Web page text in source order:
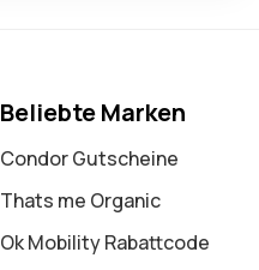
Beliebte Marken
Condor Gutscheine
Thats me Organic
Ok Mobility Rabattcode